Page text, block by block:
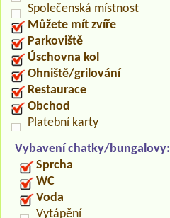
Společenská místnost
Můžete mít zvíře
Parkoviště
Úschovna kol
Ohniště/grilování
Restaurace
Obchod
Platební karty
Vybavení chatky/bungalovy:
Sprcha
WC
Voda
Vytápění